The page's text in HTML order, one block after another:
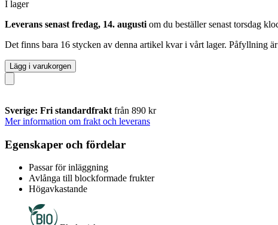
I lager
Leverans senast fredag, 14. augusti om du beställer senast torsdag
Det finns bara 16 stycken av denna artikel kvar i vårt lager. Påfyllning
Lägg i varukorgen
Sverige: Fri standardfrakt från 890 kr
Mer information om frakt och leverans
Egenskaper och fördelar
Passar för inläggning
Avlånga till blockformade frukter
Högavkastande